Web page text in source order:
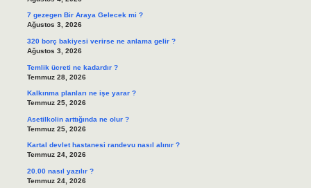
7 gezegen Bir Araya Gelecek mi ?
Ağustos 3, 2026
320 borç bakiyesi verirse ne anlama gelir ?
Ağustos 3, 2026
Temlik ücreti ne kadardır ?
Temmuz 28, 2026
Kalkınma planları ne işe yarar ?
Temmuz 25, 2026
Asetilkolin arttığında ne olur ?
Temmuz 25, 2026
Kartal devlet hastanesi randevu nasıl alınır ?
Temmuz 24, 2026
20.00 nasıl yazılır ?
Temmuz 24, 2026